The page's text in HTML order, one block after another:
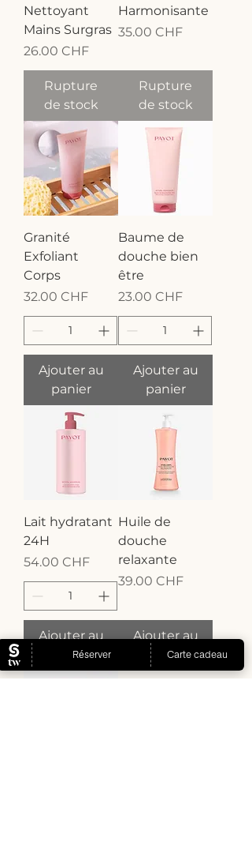
Nettoyant
Mains Surgras
Prix
26.00 CHF
Rupture
de stock
Harmonisante
Prix
35.00 CHF
Rupture
de stock
Granité
Exfoliant
Corps
Prix
32.00 CHF
Ajouter au
panier
Baume de
douche bien
être
Prix
23.00 CHF
Ajouter au
panier
Lait hydratant
24H
Prix
54.00 CHF
Ajouter au
panier
Huile de
douche
relaxante
Prix
39.00 CHF
Ajouter au
panier